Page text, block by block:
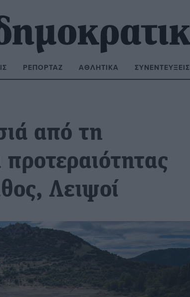
ΡΕΠΟΡΤΆΖ ΑΘΛΗΤΙΚΆ ΣΥΝΕΝΤΕΎΞΕΙΣ
από τη
Λειψοί